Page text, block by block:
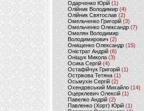
Одарченко Юрій(1)
Олійник Володимир (4)
Олійник Святослав (2)
Омельченко Григорій (3)
Омельченко Олександр(7)
Омелян Володимир
Володимирович (2)
Онищенко Олександр (15)
Оністрат Андрій (6)
Оніщук Микола (3)
Осика Сергій(4)
Остафійчук Григорій(1)
Острікова Тетяна (1)
Осьмухін Сергій (2)
Охендовський Михайло (14)
Оцерклевич Олексій (1)
Павелко Андрій (2)
Павленко (Хорт) Юрій (1)